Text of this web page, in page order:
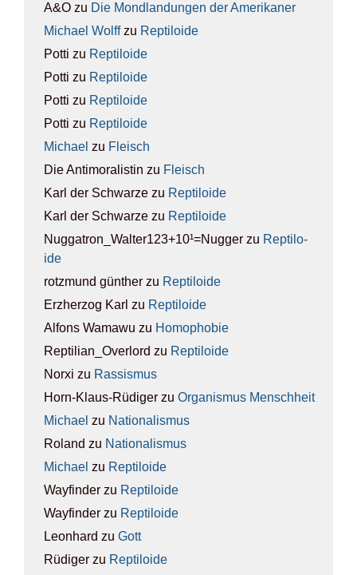
A&O zu Die Mond­lan­dun­gen der Ame­ri­ka­ner
Michael Wolffzu Rep­ti­lo­ide
Potti zu Rep­ti­lo­ide
Potti zu Rep­ti­lo­ide
Potti zu Rep­ti­lo­ide
Potti zu Rep­ti­lo­ide
Michael zu Fleisch
Die Antimoralistin zu Fleisch
Karl der Schwarze zu Rep­ti­lo­ide
Karl der Schwarze zu Rep­ti­lo­ide
Nuggatron_Walter123+10¹=Nugger zu Rep­ti­lo­
ide
rotzmund günther zu Rep­ti­lo­ide
Erzherzog Karl zu Rep­ti­lo­ide
Alfons Wamawu zu Homo­pho­bie
Reptilian_Overlord zu Rep­ti­lo­ide
Norxi zu Ras­sis­mus
Horn-Klaus-Rüdiger zu Orga­nis­mus Mensch­heit
Michael zu Natio­na­lis­mus
Roland zu Natio­na­lis­mus
Michael zu Rep­ti­lo­ide
Wayfinder zu Rep­ti­lo­ide
Wayfinder zu Rep­ti­lo­ide
Leonhard zu Gott
Rüdiger zu Rep­ti­lo­ide